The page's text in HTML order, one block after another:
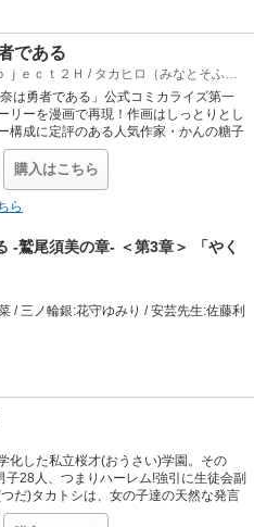
ザイン:渡辺明夫 / 総作画監督:山村洋貴
である
ｊｅｃｔ２Ｈ / タカヒロ（みなとそふと）
は勇者である」公式コミカライズ第一
リーを漫画で再現！作画はしっとりとし
構成に定評のある人気作家・かんの糖子
購入はこちら
ら
-鷲尾須美の章- ＜第3章＞ 「やく
/ 三ノ輪銀:花守ゆみり / 安芸先生:佐藤利
とそふと） / キャラクターデザイン原
タカヒロ / アニメーションキャラクター
プトアート:D.K＆JWWORKS / 音楽:岡部
化した私立桜才(おうさい)学園。その
子28人、つまりハーレム!強引に生徒会副
だ)タカトシは、女の子達の天然な発言
日々。『妹は思春期』『女子大生家庭教